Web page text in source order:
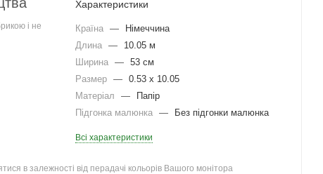
і не
Характеристики
Країна —
Німеччина
Длина —
10.05 м
Ширина — 53 см
Размер — 0.53 x 10.05
Матеріал
—
Папір
Підгонка малюнка — Без підгонки малюнка
Всі характеристики
в залежності від перадачі кольорів Вашого монітора